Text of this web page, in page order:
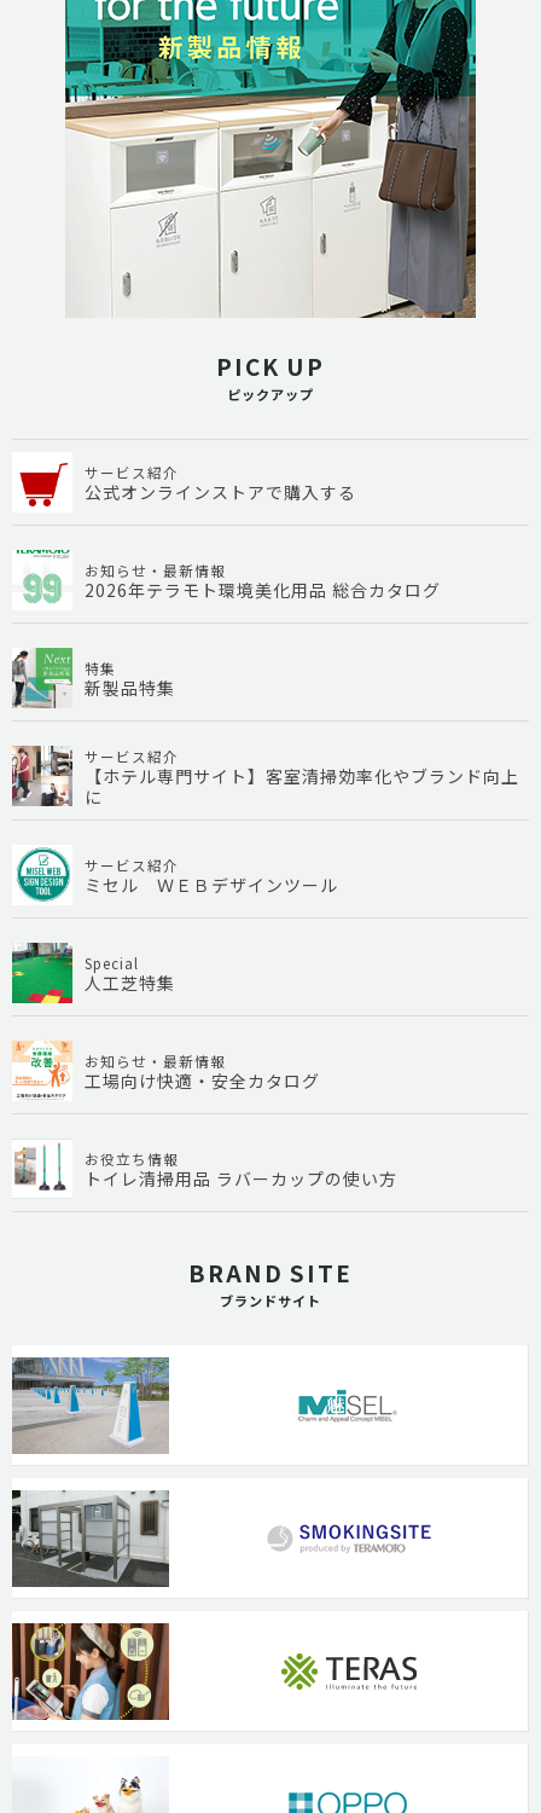
PICK UP
ピックアップ
サービス紹介
公式オンラインストアで購入する
お知らせ・最新情報
2026年テラモト環境美化用品 総合カタログ
特集
新製品特集
サービス紹介
【ホテル専門サイト】客室清掃効率化やブランド向上
に
サービス紹介
ミセル ＷＥＢデザインツール
Special
人工芝特集
お知らせ・最新情報
工場向け快適・安全カタログ
お役立ち情報
トイレ清掃用品 ラバーカップの使い方
BRAND SITE
ブランドサイト